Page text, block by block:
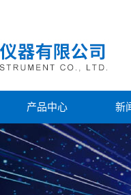
产品中心 新